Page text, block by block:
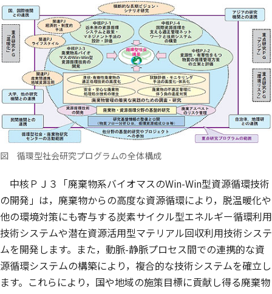
図 循環型社会研究プログラムの全体構成
中核ＰＪ３「廃棄物系バイオマスのWin-Win型資源循環技術
の開発」は，廃棄物からの高度な資源循環により，脱温暖化や
他の環境対策にも寄与する炭素サイクル型エネルギー循環利用
技術システムや潜在資源活用型マテリアル回収利用技術システ
ムを開発します。また，動脈-静脈プロセス間での連携的な資
源循環システムの構築により，複合的な技術システムを確立し
ます。これらにより，国や地域の施策目標に貢献し得る廃棄物